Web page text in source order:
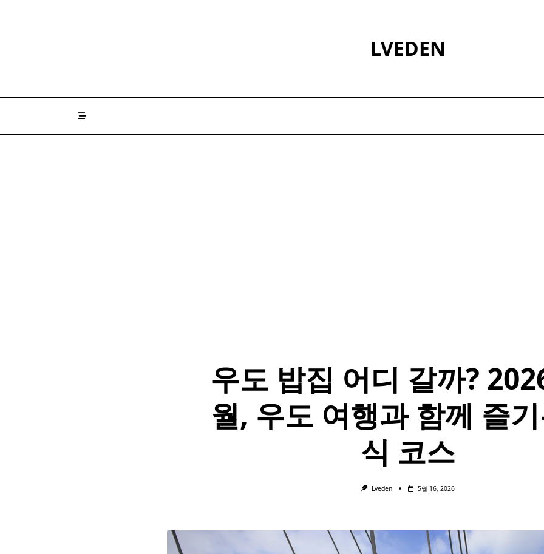
LVEDEN
우도 밥집 어디 갈까?
월, 우도 여행과 함께 즐
식 코스
Lveden 5월 16, 2026